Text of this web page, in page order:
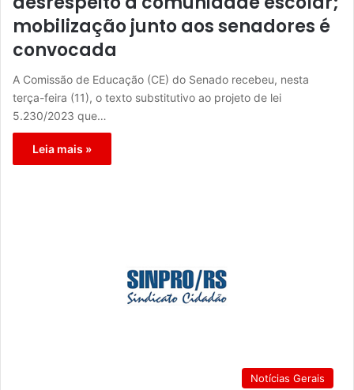
mobilização junto aos senadores é
convocada
A Comissão de Educação (CE) do Senado recebeu, nesta
terça-feira (11), o texto substitutivo ao projeto de lei
5.230/2023 que…
Leia mais »
Notícias Gerais